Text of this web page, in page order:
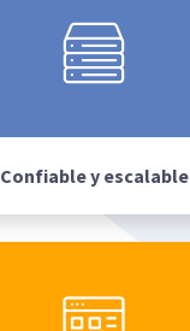
Confiable y escalable